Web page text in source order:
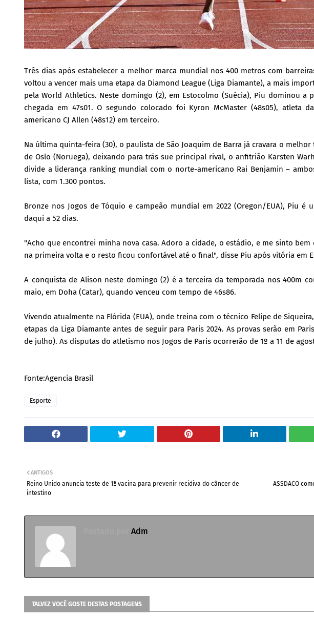
Três dias após estabelecer a melhor marca mundial nos 400 metros com
voltou a vencer mais uma etapa da Diamond League (Liga Diamante), a mais
pela World Athletics. Neste domingo (2), em Estocolmo (Suécia), Piu dominou
chegada em 47s01. O segundo colocado foi Kyron McMaster (48s05), atleta
americano CJ Allen (48s12) em terceiro.
Na última quinta-feira (30), o paulista de São Joaquim de Barra já cravara o
de Oslo (Noruega), deixando para trás sue principal rival, o anfitrião Karsten
divide a liderança ranking mundial com o norte-americano Rai Benjamin –
lista, com 1.300 pontos.
Bronze nos Jogos de Tóquio e campeão mundial em 2022 (Oregon/EUA), Piu
daqui a 52 dias.
"Acho que encontrei minha nova casa. Adoro a cidade, o estádio, e me sinto
na primeira volta e o resto ficou confortável até o final", disse Piu após vitória em
A conquista de Alison neste domingo (2) é a terceira da temporada nos 400m
maio, em Doha (Catar), quando venceu com tempo de 46s86.
Vivendo atualmente na Flórida (EUA), onde treina com o técnico Felipe de
etapas da Liga Diamante antes de seguir para Paris 2024. As provas serão em
de julho). As disputas do atletismo nos Jogos de Paris ocorrerão de 1º a 11 de
Fonte:Agencia Brasil
Esporte
ASSDACO
ANTIGOS
Reino Unido anuncia teste de 1ª vacina para prevenir recidiva do câncer de
intestino
Adm
TALVEZ VOCÊ GOSTE DESTAS POSTAGENS